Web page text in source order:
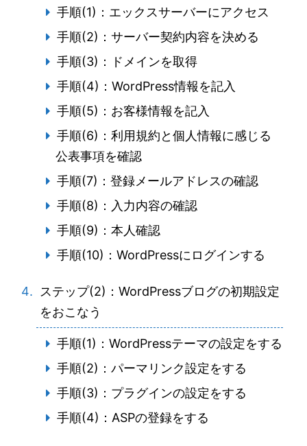
手順(1)：エックスサーバーにアクセス
手順(2)：サーバー契約内容を決める
手順(3)：ドメインを取得
手順(4)：WordPress情報を記入
手順(5)：お客様情報を記入
手順(6)：利用規約と個人情報に感じる
公表事項を確認
手順(7)：登録メールアドレスの確認
手順(8)：入力内容の確認
手順(9)：本人確認
手順(10)：WordPressにログインする
ステップ(2)：WordPressブログの初期設定
をおこなう
手順(1)：WordPressテーマの設定をする
手順(2)：パーマリンク設定をする
手順(3)：プラグインの設定をする
手順(4)：ASPの登録をする